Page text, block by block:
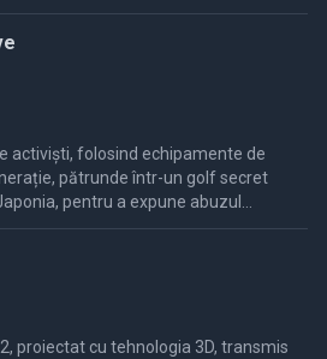
roboti ce aveau misiunea sa curete
activiști, folosind echipamente de
pătrunde într-un golf secret
pentru a expune abuzul
delfinilor și pericolele grave
proiectat cu tehnologia 3D, transmis